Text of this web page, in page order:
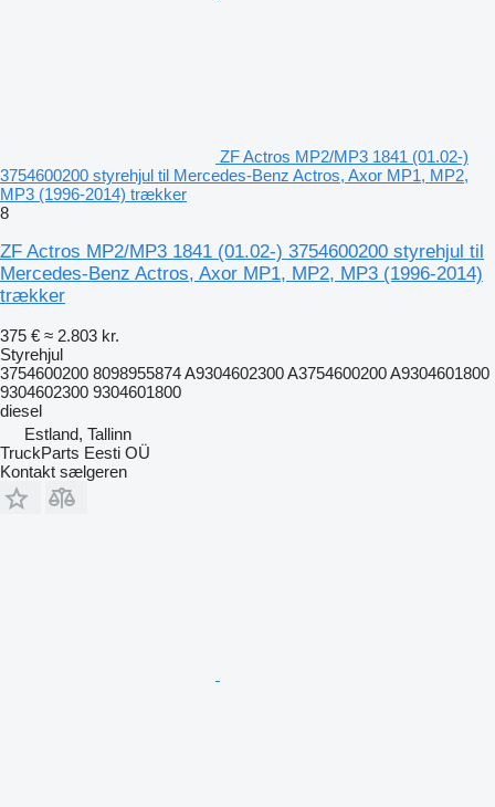
ZF Actros MP2/MP3 1841 (01.02-)
3754600200 styrehjul til Mercedes-Benz Actros, Axor MP1, MP2,
MP3 (1996-2014) trækker
8
ZF Actros MP2/MP3 1841 (01.02-) 3754600200 styrehjul til
Mercedes-Benz Actros, Axor MP1, MP2, MP3 (1996-2014)
trækker
375 € ≈ 2.803 kr.
Styrehjul
3754600200 8098955874 A9304602300 A3754600200 A9304601800
9304602300 9304601800
diesel
Estland, Tallinn
TruckParts Eesti OÜ
Kontakt sælgeren